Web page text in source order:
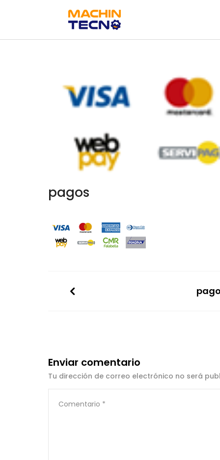
pagos
Enviar comentario
Tu dirección de correo electrónico no será